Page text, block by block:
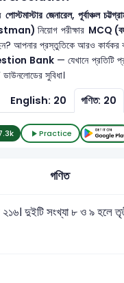
পোস্টমাস্টার জেনারেল, পূর্বাঞ্চল
নিয়োগ পরীক্ষার MCQ
আপনার প্রস্তুতিকে আরও কার্যকর
Bank— যেখানে প্রতিটি
সুবিধা।
English: 20 গণিত: 20
Practice
গণিত
দুইটি সংখ্যা ৮ ও ৯ হলে